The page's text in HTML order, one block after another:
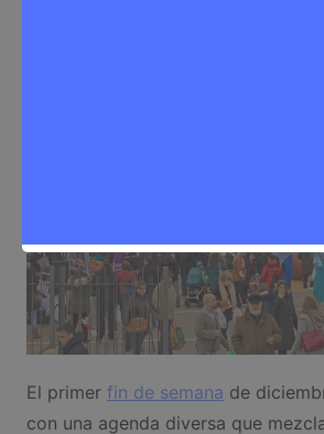
El primer fin de semana de
con una agenda diversa que